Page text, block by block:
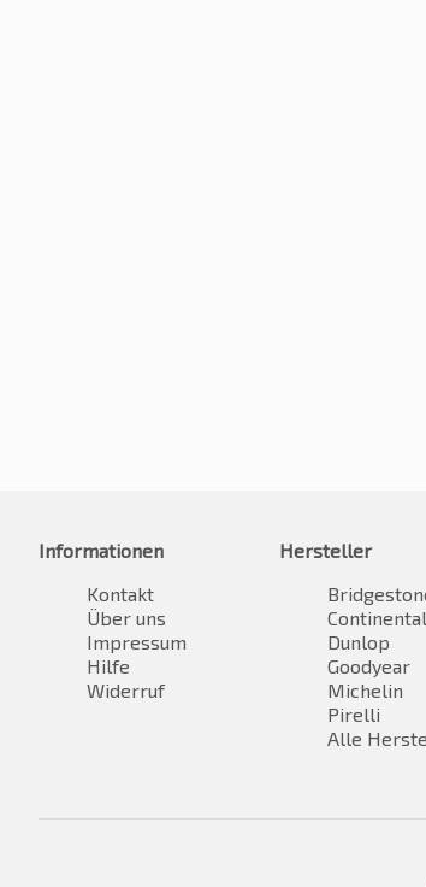
Informationen
Kontakt
Über uns
Impressum
Hilfe
Widerruf
Hersteller
Continental
Dunlop
Goodyear
Michelin
Pirelli
Alle